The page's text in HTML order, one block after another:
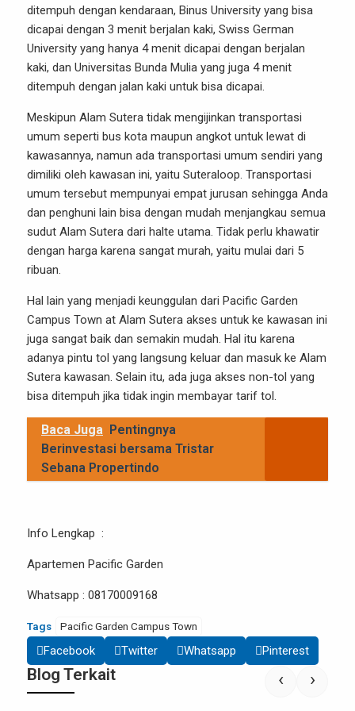
ditempuh dengan kendaraan, Binus University yang bisa
dicapai dengan 3 menit berjalan kaki, Swiss German
University yang hanya 4 menit dicapai dengan berjalan
kaki, dan Universitas Bunda Mulia yang juga 4 menit
ditempuh dengan jalan kaki untuk bisa dicapai.
Meskipun Alam Sutera tidak mengijinkan transportasi
umum seperti bus kota maupun angkot untuk lewat di
kawasannya, namun ada transportasi umum sendiri yang
dimiliki oleh kawasan ini, yaitu Suteraloop. Transportasi
umum tersebut mempunyai empat jurusan sehingga Anda
dan penghuni lain bisa dengan mudah menjangkau semua
sudut Alam Sutera dari halte utama. Tidak perlu khawatir
dengan harga karena sangat murah, yaitu mulai dari 5
ribuan.
Hal lain yang menjadi keunggulan dari Pacific Garden
Campus Town at Alam Sutera akses untuk ke kawasan ini
juga sangat baik dan semakin mudah. Hal itu karena
adanya pintu tol yang langsung keluar dan masuk ke Alam
Sutera kawasan. Selain itu, ada juga akses non-tol yang
bisa ditempuh jika tidak ingin membayar tarif tol.
Baca Juga Pentingnya
Berinvestasi bersama Tristar
Sebana Propertindo
Info Lengkap :
Apartemen Pacific Garden
Whatsapp : 08170009168
Tags Pacific Garden Campus Town
Facebook Twitter Whatsapp Pinterest
Blog Terkait ‹ ›